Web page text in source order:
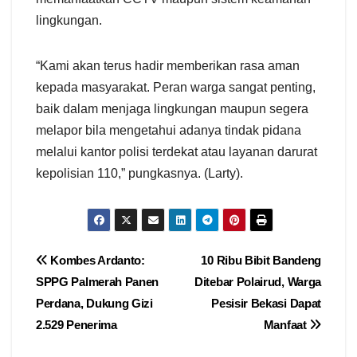
lingkungan.
“Kami akan terus hadir memberikan rasa aman
kepada masyarakat. Peran warga sangat penting,
baik dalam menjaga lingkungan maupun segera
melapor bila mengetahui adanya tindak pidana
melalui kantor polisi terdekat atau layanan darurat
kepolisian 110,” pungkasnya. (Larty).
Navigasi
pos
10 Ribu Bibit Bandeng
Ditebar Polairud, Warga
Pesisir Bekasi Dapat
Manfaat
Kombes Ardanto:
SPPG Palmerah Panen
Perdana, Dukung Gizi
2.529 Penerima